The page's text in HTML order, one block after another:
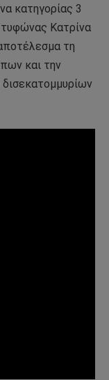
κατηγορίας 3
Κατρίνα
τη
και την